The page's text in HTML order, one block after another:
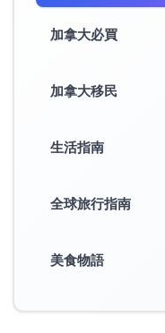
加拿大必買
加拿大移民
生活指南
全球旅行指南
美食物語